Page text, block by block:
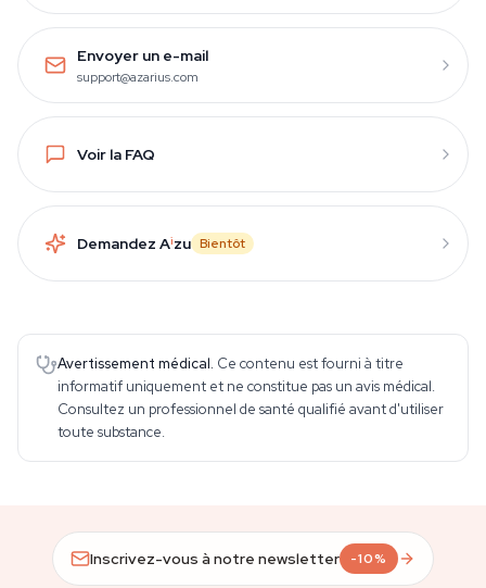
Envoyer un e-mail
support@azarius.com
Voir la FAQ
Demandez Aizu Bientôt
Avertissement médical. Ce contenu est fourni à titre
informatif uniquement et ne constitue pas un avis médical.
Consultez un professionnel de santé qualifié avant d'utiliser
toute substance.
Inscrivez-vous à notre newsletter -10%